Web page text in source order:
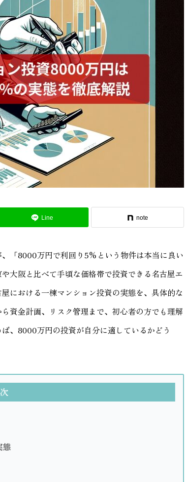
Line note
「8000万円で利回り5%という物件は本当に良い
大阪と比べて手頃な価格帯で投資できる名古屋エ
における一棟マンション投資の実態を、具体的な
資金計画、リスク管理まで、初心者の方でも理解
、8000万円の投資が自分に適しているかどう
態